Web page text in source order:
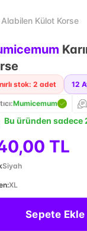
Külot Korse
stok: 2 adet 12
Mumicemum
Bu üründen sadece
TL
Siyah
:XL
Sepete Ekle